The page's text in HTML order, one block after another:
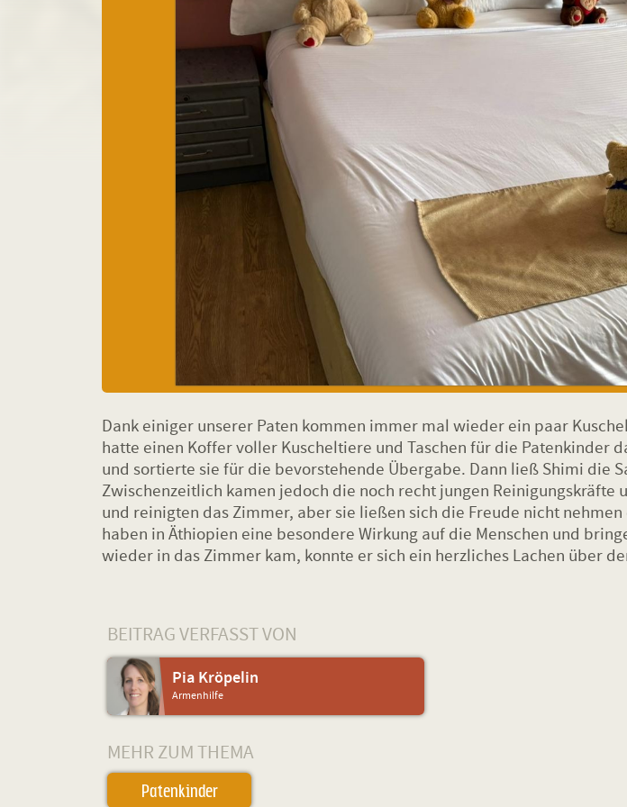
Dank einiger unserer Paten kommen immer mal wieder ein paar
hatte einen Koffer voller Kuscheltiere und Taschen für die Patenkinder
und sortierte sie für die bevorstehende Übergabe. Dann ließ Shimi die
Zwischenzeitlich kamen jedoch die noch recht jungen
und reinigten das Zimmer, aber sie ließen sich die Freude nicht
haben in Äthiopien eine besondere Wirkung auf die Menschen und
wieder in das Zimmer kam, konnte er sich ein herzliches Lachen über
BEITRAG VERFASST VON
Pia Kröpelin
Armenhilfe
MEHR ZUM THEMA
Patenkinder